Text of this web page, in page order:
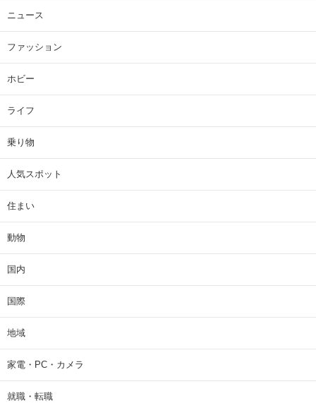
ニュース
ファッション
ホビー
ライフ
乗り物
人気スポット
住まい
動物
国内
国際
地域
家電・PC・カメラ
就職・転職